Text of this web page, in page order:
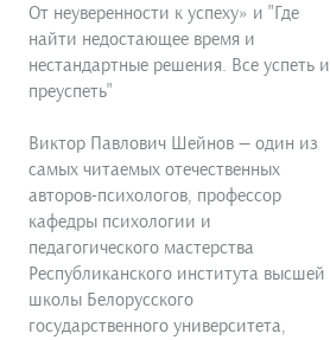
От неуверенности к успеху» и "Где
найти недостающее время и
нестандартные решения. Все успеть и
преуспеть"
Виктор Павлович Шейнов — один из
самых читаемых отечественных
авторов-психологов, профессор
кафедры психологии и
педагогического мастерства
Республиканского института высшей
школы Белорусского
государственного университета,